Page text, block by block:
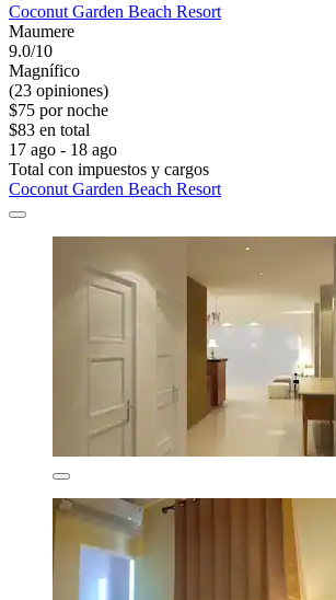
Coconut Garden Beach Resort
Maumere
9.0/10
Magnífico
(23 opiniones)
$75 por noche
$83 en total
17 ago - 18 ago
Total con impuestos y cargos
Coconut Garden Beach Resort